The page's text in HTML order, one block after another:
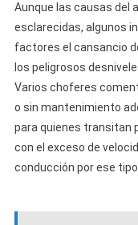
Aunque las causas del
esclarecidas, algunos
factores el cansancio
los peligrosos
Varios choferes
o sin mantenimiento
para quienes transitan
con el exceso de
conducción por ese